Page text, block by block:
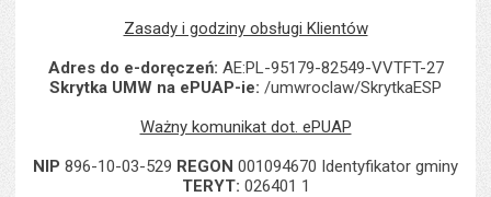
Zasady i godziny obsługi Klientów
Adres do e-doręczeń: AE:PL-95179-82549-VVTFT-27
Skrytka UMW na ePUAP-ie: /umwroclaw/SkrytkaESP
Ważny komunikat dot. ePUAP
NIP 896-10-03-529 REGON 001094670 Identyfikator gminy
TERYT: 026401 1